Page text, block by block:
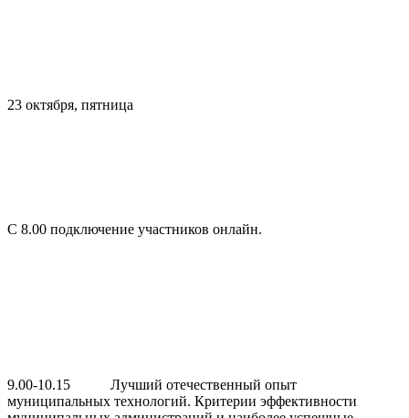
23 октября, пятница
С 8.00 подключение участников онлайн.
9.00-10.15 Лучший отечественный опыт
муниципальных технологий. Критерии эффективности